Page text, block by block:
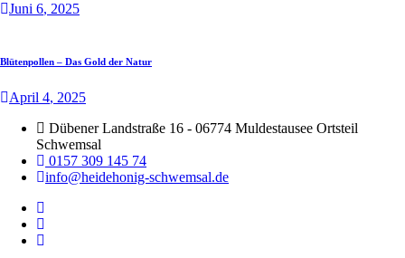
Juni 6, 2025
Blütenpollen – Das Gold der Natur
April 4, 2025
Dübener Landstraße 16 - 06774 Muldestausee Ortsteil
Schwemsal
0157 309 145 74
info@heidehonig-schwemsal.de